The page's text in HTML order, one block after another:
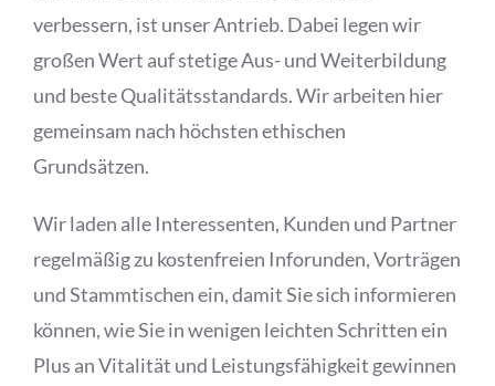
verbessern, ist unser Antrieb. Dabei legen wir
großen Wert auf stetige Aus- und Weiterbildung
und beste Qualitätsstandards. Wir arbeiten hier
gemeinsam nach höchsten ethischen
Grundsätzen.
Wir laden alle Interessenten, Kunden und Partner
regelmäßig zu kostenfreien Inforunden, Vorträgen
und Stammtischen ein, damit Sie sich informieren
können, wie Sie in wenigen leichten Schritten ein
Plus an Vitalität und Leistungsfähigkeit gewinnen